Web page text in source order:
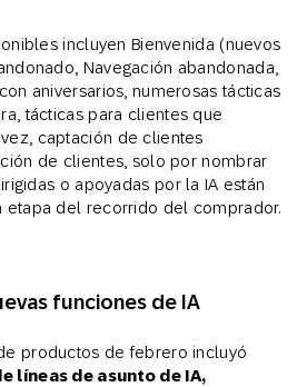
incluyen Bienvenida (nuevos
Navegación abandonada,
aniversarios, numerosas tácticas
tácticas para clientes que
captación de clientes
de clientes, solo por nombrar
o apoyadas por la IA están
etapa del recorrido del comprador.
funciones de IA
productos de febrero incluyó
líneas de asunto de IA,